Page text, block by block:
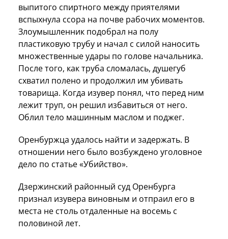
выпитого спиртного между приятелями
вспыхнула ссора на почве рабочих моментов.
Злоумышленник подобрал на полу
пластиковую трубу и начал с силой наносить
множественные удары по голове начальника.
После того, как труба сломалась, душегуб
схватил полено и продолжил им убивать
товарища. Когда изувер понял, что перед ним
лежит труп, он решил избавиться от него.
Облил тело машинным маслом и поджег.
Оренбуржца удалось найти и задержать. В
отношении него было возбуждено уголовное
дело по статье «Убийство».
Дзержинский районный суд Оренбурга
признал изувера виновным и отпраил его в
места не столь отдаленные на восемь с
половиной лет.